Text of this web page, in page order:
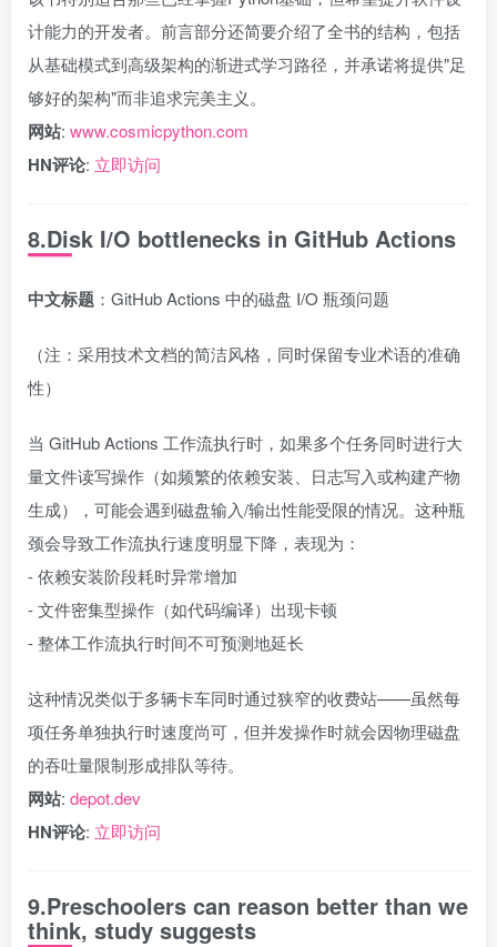
计能力的开发者。前言部分还简要介绍了全书的结构，包括
从基础模式到高级架构的渐进式学习路径，并承诺将提供"足
够好的架构"而非追求完美主义。
网站: www.cosmicpython.com
HN评论: 立即访问
8.Disk I/O bottlenecks in GitHub Actions
中文标题 ：GitHub Actions 中的磁盘 I/O 瓶颈问题
（注：采用技术文档的简洁风格，同时保留专业术语的准确
性）
当 GitHub Actions 工作流执行时，如果多个任务同时进行大
量文件读写操作（如频繁的依赖安装、日志写入或构建产物
生成），可能会遇到磁盘输入/输出性能受限的情况。这种瓶
颈会导致工作流执行速度明显下降，表现为：
- 依赖安装阶段耗时异常增加
- 文件密集型操作（如代码编译）出现卡顿
- 整体工作流执行时间不可预测地延长
这种情况类似于多辆卡车同时通过狭窄的收费站——虽然每
项任务单独执行时速度尚可，但并发操作时就会因物理磁盘
的吞吐量限制形成排队等待。
网站: depot.dev
HN评论: 立即访问
9.Preschoolers can reason better than we
think, study suggests